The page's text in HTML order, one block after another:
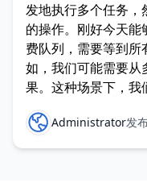
发地执行多个任务，
的操作。刚好今天
费队列，需要等到
如，我们可能需要从
果。这种场景下，
Administrator发